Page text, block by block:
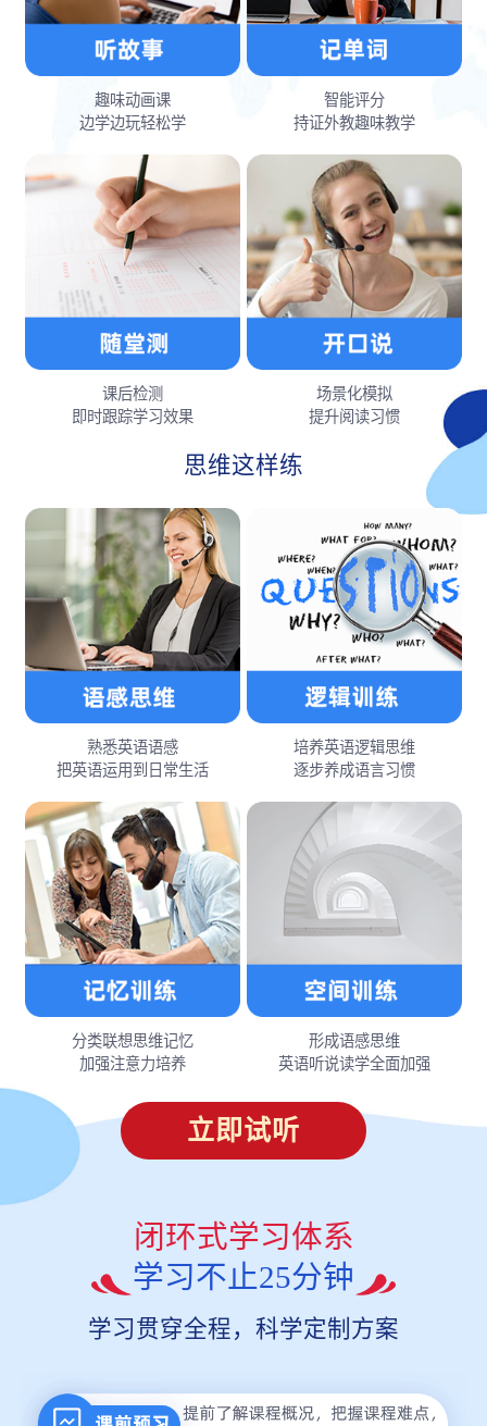
趣味动画课
边学边玩轻松学
智能评分
持证外教趣味教学
课后检测
即时跟踪学习效果
场景化模拟
提升阅读习惯
思维这样练
熟悉英语语感
把英语运用到日常生活
培养英语逻辑思维
逐步养成语言习惯
分类联想思维记忆
加强注意力培养
形成语感思维
英语听说读学全面加强
立即试听
闭环式学习体系
学习不止25分钟
学习贯穿全程，科学定制方案